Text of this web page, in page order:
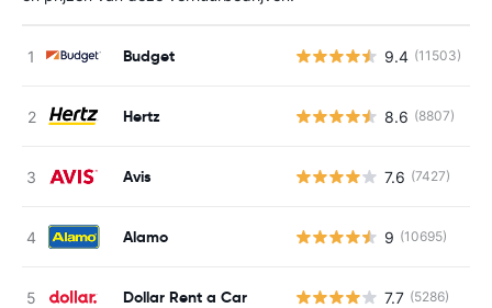
Budget 9.4 (11503)
Hertz 8.6 (8807)
Avis 7.6 (7427)
Alamo 9 (10695)
Dollar Rent a Car 7.7 (5286)